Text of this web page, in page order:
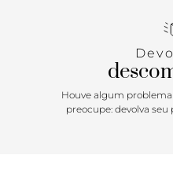
Houve algum
preocupe: devolva